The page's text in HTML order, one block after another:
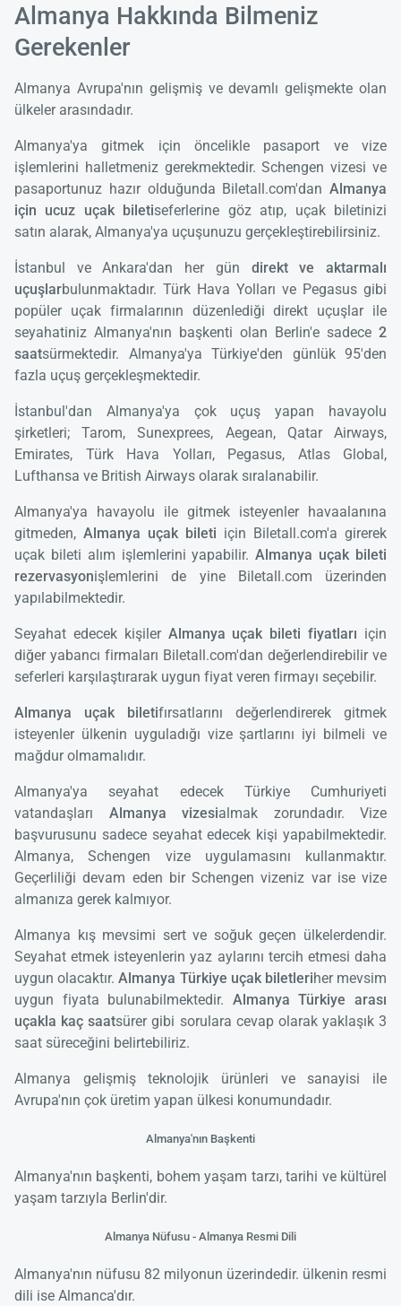
Almanya Hakkında Bilmeniz
Gerekenler
Almanya Avrupa'nın gelişmiş ve devamlı gelişmekte olan
ülkeler arasındadır.
Almanya'ya gitmek için öncelikle pasaport ve vize
işlemlerini halletmeniz gerekmektedir. Schengen vizesi ve
pasaportunuz hazır olduğunda Biletall.com'dan Almanya
için ucuz uçak biletiseferlerine göz atıp, uçak biletinizi
satın alarak, Almanya'ya uçuşunuzu gerçekleştirebilirsiniz.
İstanbul ve Ankara'dan her gün direkt ve aktarmalı
uçuşlarbulunmaktadır. Türk Hava Yolları ve Pegasus gibi
popüler uçak firmalarının düzenlediği direkt uçuşlar ile
seyahatiniz Almanya'nın başkenti olan Berlin'e sadece 2
saatsürmektedir. Almanya'ya Türkiye'den günlük 95'den
fazla uçuş gerçekleşmektedir.
İstanbul'dan Almanya'ya çok uçuş yapan havayolu
şirketleri; Tarom, Sunexprees, Aegean, Qatar Airways,
Emirates, Türk Hava Yolları, Pegasus, Atlas Global,
Lufthansa ve British Airways olarak sıralanabilir.
Almanya'ya havayolu ile gitmek isteyenler havaalanına
gitmeden, Almanya uçak bileti için Biletall.com'a girerek
uçak bileti alım işlemlerini yapabilir.Almanya uçak bileti
rezervasyonişlemlerini de yine Biletall.com üzerinden
yapılabilmektedir.
Seyahat edecek kişiler Almanya uçak bileti fiyatları için
diğer yabancı firmaları Biletall.com'dan değerlendirebilir ve
seferleri karşılaştırarak uygun fiyat veren firmayı seçebilir.
Almanya uçak biletifırsatlarını değerlendirerek gitmek
isteyenler ülkenin uyguladığı vize şartlarını iyi bilmeli ve
mağdur olmamalıdır.
Almanya'ya seyahat edecek Türkiye Cumhuriyeti
vatandaşları Almanya vizesialmak zorundadır. Vize
başvurusunu sadece seyahat edecek kişi yapabilmektedir.
Almanya, Schengen vize uygulamasını kullanmaktır.
Geçerliliği devam eden bir Schengen vizeniz var ise vize
almanıza gerek kalmıyor.
Almanya kış mevsimi sert ve soğuk geçen ülkelerdendir.
Seyahat etmek isteyenlerin yaz aylarını tercih etmesi daha
uygun olacaktır.Almanya Türkiye uçak biletleriher mevsim
uygun fiyata bulunabilmektedir. Almanya Türkiye arası
uçakla kaç saatsürer gibi sorulara cevap olarak yaklaşık 3
saat süreceğini belirtebiliriz.
Almanya gelişmiş teknolojik ürünleri ve sanayisi ile
Avrupa'nın çok üretim yapan ülkesi konumundadır.
Almanya'nın Başkenti
Almanya'nın başkenti, bohem yaşam tarzı, tarihi ve kültürel
yaşam tarzıyla Berlin'dir.
Almanya Nüfusu - Almanya Resmi Dili
Almanya'nın nüfusu 82 milyonun üzerindedir. ülkenin resmi
dili ise Almanca'dır.